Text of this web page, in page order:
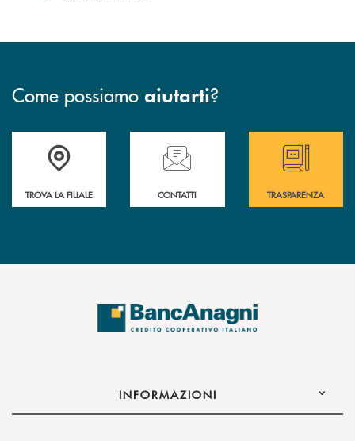
Come possiamo aiutarti?
Accedi all' elenco completo delle filiali
TROVA LA FILIALE
Hai bisogno di assistenza immediata ?
CONTATTI
Hai bisogno di
TRASPARENZA
INFORMAZIONI